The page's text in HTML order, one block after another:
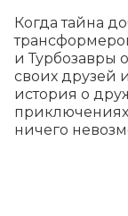
Когда тайна
и Турбозавры
своих друзей
история о
ничего